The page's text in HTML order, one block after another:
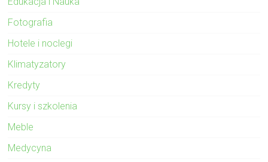
Fotografia
Hotele i noclegi
Klimatyzatory
Kredyty
Kursy i szkolenia
Meble
Medycyna